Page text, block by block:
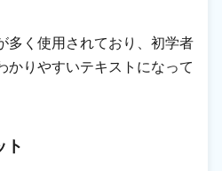
多く使用されており、初学者
かりやすいテキストになって
ト